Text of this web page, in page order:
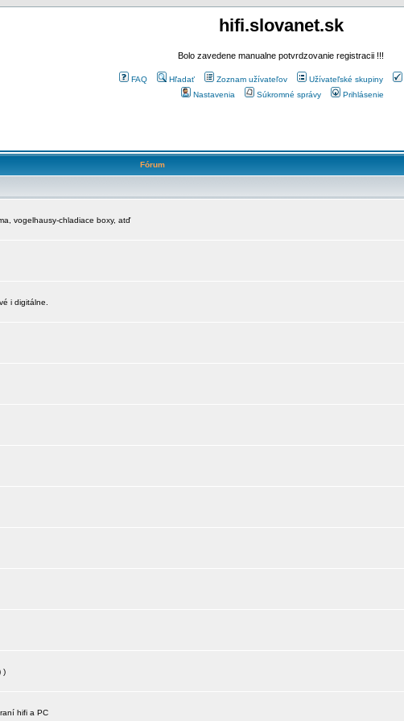
hifi.slovanet.sk
Bolo zavedene manualne potvrdzovanie registracii !!!
FAQ Hľadať Zoznam užívateľov Užívateľské skupiny
Nastavenia
Súkromné správy Prihlásenie
Fórum
vogelhausy-chladiace boxy, atď
i digitálne.
)
hifi a PC